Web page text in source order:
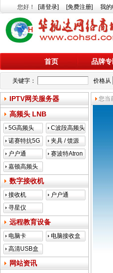
您好 ！ [请登录] [免费注册] 我
首页 品牌
关键字： 价格从
IPTV网关服务器
高频头 LNB
5G高频头
C波段高频头
诺赛特抗5G
夹具 / 馈源
户户通
赛波特Atron
嘉顿高频头
数字接收机
接收机
户户通
寻星仪
远程教育设备
电脑卡
电脑接收盒
高清USB盒
子网站资讯
您当